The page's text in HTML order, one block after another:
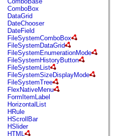
fl.transitions.easing
fl.video
flash.accessibility
flash.concurrent
flash.crypto
flash.data
flash.desktop
flash.display
flash.display3D
flash.display3D.textures
flash.errors
flash.events
flash.external
flash.filesystem
flash.filters
flash.geom
flash.globalization
flash.html
ComboBox
DataGrid
DateChooser
DateField
FileSystemComboBox
FileSystemDataGrid
FileSystemEnumerationMode
FileSystemHistoryButton
FileSystemList
FileSystemSizeDisplayMode
FileSystemTree
FlexNativeMenu
FormItemLabel
HorizontalList
HRule
HScrollBar
HSlider
HTML